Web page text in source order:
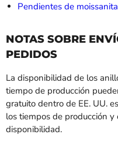
Pendientes de moissanita
NOTAS SOBRE
PEDIDOS
La disponibilidad de los
tiempo de producción
gratuito dentro de EE. UU.
los tiempos de producción
disponibilidad.